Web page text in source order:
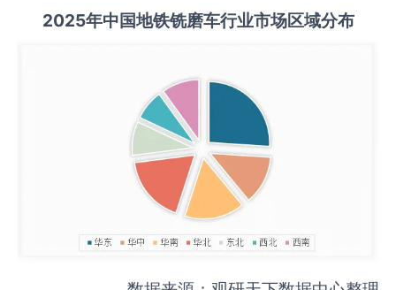
2025年中国地铁铣磨车行业市场区域分布